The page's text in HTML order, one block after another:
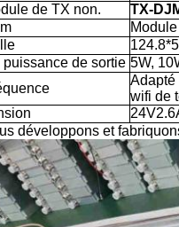
de TX non.
TX-
puissance de sortie 5W,
Adapté
wifi de
développons et